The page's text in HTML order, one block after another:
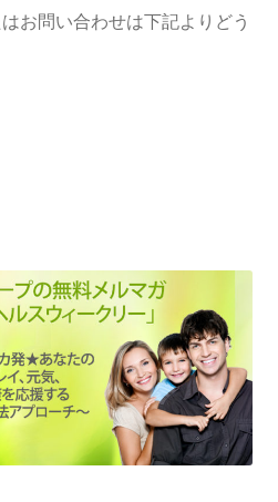
お問い合わせは下記よりどう